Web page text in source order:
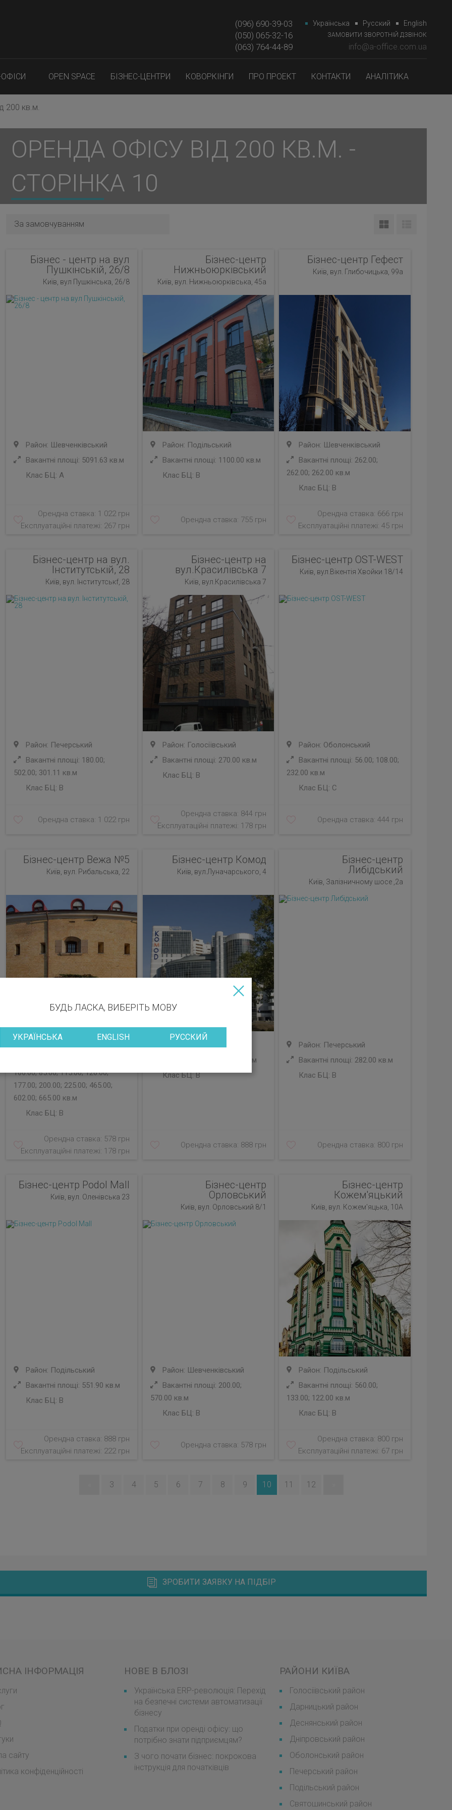
(096) 690-39-03
(050) 065-32-16
(063) 764-44-89‎‎
Українська Русский English
ЗАМОВИТИ ЗВОРОТНІЙ ДЗВІНОК
info@a-office.com.ua
OPEN SPACE БІЗНЕС-ЦЕНТРИ КОВОРКІНГИ ПРО ПРОЕКТ КОНТАКТИ АНАЛІТИКА
200 кв.м.
ОРЕНДА ОФІСУ ВІД 200 КВ.М. -
СТОРІНКА 10
Бізнес - центр на вул
Пушкінській, 26/8
Київ, вул Пушкінська, 26/8
Район: Шевченківський
Вакантні площі: 5091.63 кв.м
Клас БЦ: A
Орендна ставка: 1 022 грн
Експлуатаційні платежі: 267 грн
Бізнес-центр
Нижньоюрківський
Київ, вул. Нижньоюрківська, 45а
Район: Подільський
Вакантні площі: 1100.00 кв.м
Клас БЦ: B
Орендна ставка: 755 грн
Бізнес-центр Гефест
Київ, вул. Глибочицька, 99а
Район: Шевченківський
Вакантні площі: 262.00;
262.00; 262.00 кв.м
Клас БЦ: B
Орендна ставка: 666 грн
Експлуатаційні платежі: 45 грн
Бізнес-центр на вул.
Інститутській, 28
Київ, вул. Інститутськf, 28
Район: Печерський
Вакантні площі: 180.00;
502.00; 301.11 кв.м
Клас БЦ: B
Орендна ставка: 1 022 грн
Бізнес-центр на
вул.Красилівська 7
Київ, вул.Красилівська 7
Район: Голосіївський
Вакантні площі: 270.00 кв.м
Клас БЦ: B
Орендна ставка: 844 грн
Експлуатаційні платежі: 178 грн
Бізнес-центр OST-WEST
Київ, вул.Вікентія Хвойки 18/14
Район: Оболонський
Вакантні площі: 56.00; 108.00;
232.00 кв.м
Клас БЦ: C
Орендна ставка: 444 грн
Бізнес-центр Вежа №5
Київ, вул. Рибальська, 22
166.00; 85.00; 115.00; 126.00;
177.00; 200.00; 225.00; 465.00;
602.00; 665.00 кв.м
Клас БЦ: B
Орендна ставка: 578 грн
Експлуатаційні платежі: 178 грн
Бізнес-центр Комод
Київ, вул.Луначарського, 4
Вакантні площі: 268.00 кв.м
Клас БЦ:B
Орендна ставка: 888 грн
Бізнес-центр
Либідський
Київ, Залізничному шосе ,2а
Район: Печерський
Вакантні площі: 282.00 кв.м
Клас БЦ: B
Орендна ставка: 800 грн
Бізнес-центр Podol Mall
Київ, вул. Оленівська 23
Район: Подільський
Вакантні площі: 551.90 кв.м
Клас БЦ: B
Орендна ставка: 888 грн
Експлуатаційні платежі: 222 грн
Бізнес-центр
Орловський
Київ, вул. Орловський 8/1
Район: Шевченківський
Вакантні площі: 200.00;
570.00 кв.м
Клас БЦ: B
Орендна ставка: 578 грн
Бізнес-центр
Кожем'яцький
Київ, вул. Кожем'яцька, 10А
Район: Подільський
Вакантні площі: 560.00;
133.00; 122.00 кв.м
Клас БЦ: B
Орендна ставка: 800 грн
Експлуатаційні платежі: 67 грн
3 4 5 6 7 8 9 10 11 12
ЗРОБИТИ ЗАЯВКУ НА ПІДБІР
ІНФОРМАЦІЯ
сайту
конфіденційності
НОВЕ В БЛОЗІ
Українська ERP-революція: Перехід
на безпечні системи автоматизації
бізнесу
Податки при оренді офісу: що
потрібно знати підприємцям?
З чого почати бізнес: покрокова
інструкція для початківців
РАЙОНИ КИЇВА
Голосіївський район
Дарницький район
Деснянський район
Дніпровський район
Оболонський район
Печерський район
Подільський район
Святошинський район
БУДЬ ЛАСКА, ВИБЕРІТЬ МОВУ
УКРАЇНСЬКА ENGLISH РУССКИЙ